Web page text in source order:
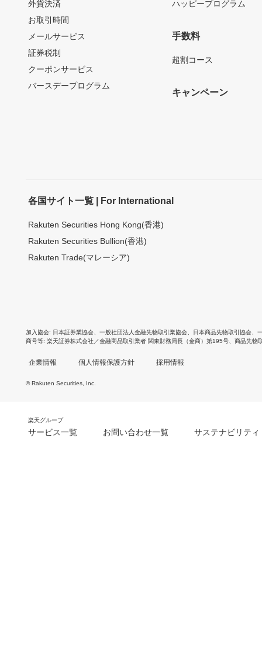
外貨決済
お取引時間
メールサービス
証券税制
クーポンサービス
バースデープログラム
ハッピープログラム
手数料
超割コース
キャンペーン
各国サイト一覧 | For International
Rakuten Securities Hong Kong(香港)
Rakuten Securities Bullion(香港)
Rakuten Trade(マレーシア)
加入協会 日本証券業協会 一般社団法人金融先物取引業協会 日本商品先物取引協会
商号等 楽天証券株式会社／金融商品取引業者 関東財務局長（金商）第195号、商品先物
企業情報 個人情報保護方針 採用情報
© Rakuten Securities, Inc.
楽天グループ
サービス一覧 お問い合わせ一覧 サステナビリティ